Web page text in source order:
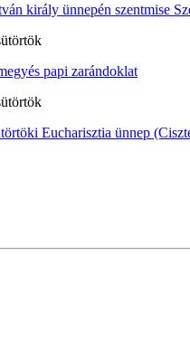
király ünnepén szentmise
papi zarándoklat
Eucharisztia ünnep